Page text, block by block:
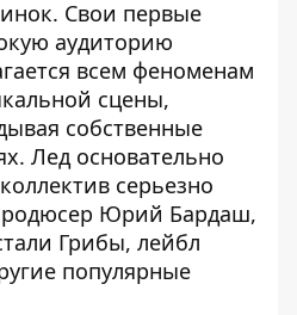
Свои первые
аудиторию
всем феноменам
сцены,
собственные
Лед основательно
серьезно
Юрий Бардаш,
Грибы, лейбл
популярные